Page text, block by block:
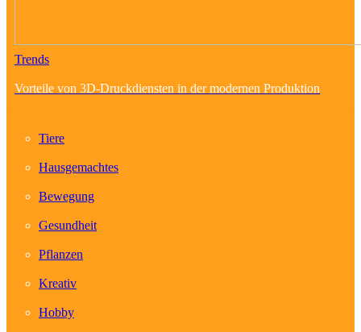
Trends
Vorteile von 3D-Druckdiensten in der modernen Produktion
Tiere
Hausgemachtes
Bewegung
Gesundheit
Pflanzen
Kreativ
Hobby